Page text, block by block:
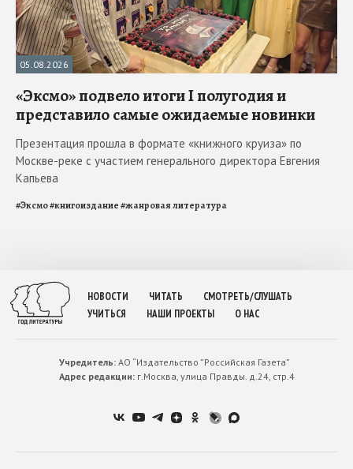
05.08.2026
«Эксмо» подвело итоги I полугодия и
представило самые ожидаемые новинки
Презентация прошла в формате «книжного круиза» по
Москве-реке с участием генерального директора Евгения
Капьева
#Эксмо#книгоиздание#жанровая литература
НОВОСТИ ЧИТАТЬ
СМОТРЕТЬ/СЛУШАТЬ
УЧИТЬСЯ
НАШИ ПРОЕКТЫ О НАС
Учредитель:АО “Издательство ”Российская Газета”
Адрес редакции:г.Москва, улица Правды. д.24, стр.4